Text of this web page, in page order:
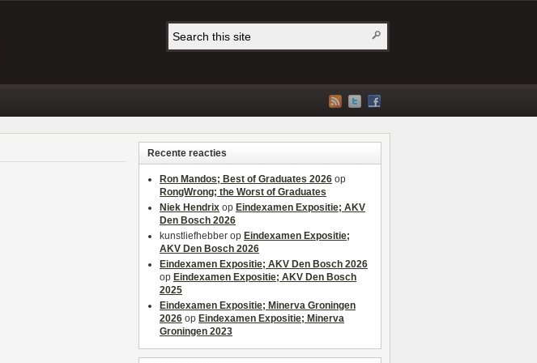
Recente reacties
Ron Mandos; Best of Graduates 2026 op
RongWrong; the Worst of Graduates
Niek Hendrix op Eindexamen Expositie; AKV
Den Bosch 2026
kunstliefhebber op Eindexamen Expositie;
AKV Den Bosch 2026
Eindexamen Expositie; AKV Den Bosch 2026
op Eindexamen Expositie; AKV Den Bosch
2025
Eindexamen Expositie; Minerva Groningen
2026 op Eindexamen Expositie; Minerva
Groningen 2023